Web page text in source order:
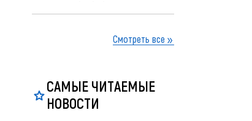
реформир...Смотреть все
САМЫЕ ЧИТАЕМЫЕ
НОВОСТИ